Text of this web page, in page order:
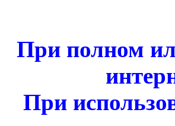
При полном
При